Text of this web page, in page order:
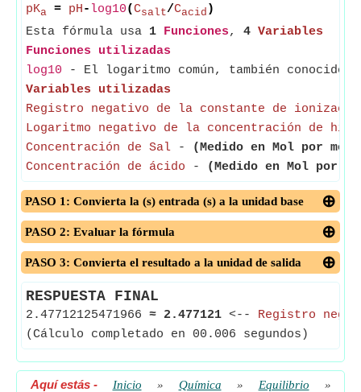
pKa = pH- log10(Csalt/Cacid )
Esta fórmula usa 1 Funciones, 4 Variables
Funciones utilizadas
log10 - El logaritmo común, también conocido
Variables utilizadas
Registro negativo de la constante de
Logaritmo negativo de la concentración de
Concentración de Sal -
(Medido en Mol por
Concentración de ácido - (Medido en Mol por
PASO 1: Convierta la (s) entrada (s) a la unidad base
PASO 2: Evaluar la fórmula
PASO 3: Convierta el resultado a la unidad de salida
RESPUESTA FINAL
2.47712125471966 ≈ 2.477121 <-- Registro
(Cálculo completado en 00.006 segundos)
Aquí estás- Inicio » Química » Equilibrio
»